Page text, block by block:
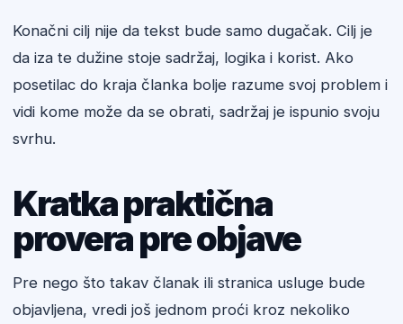
Konačni cilj nije da tekst bude samo dugačak. Cilj je
da iza te dužine stoje sadržaj, logika i korist. Ako
posetilac do kraja članka bolje razume svoj problem i
vidi kome može da se obrati, sadržaj je ispunio svoju
svrhu.
Kratka praktična
provera pre objave
Pre nego što takav članak ili stranica usluge bude
objavljena, vredi još jednom proći kroz nekoliko